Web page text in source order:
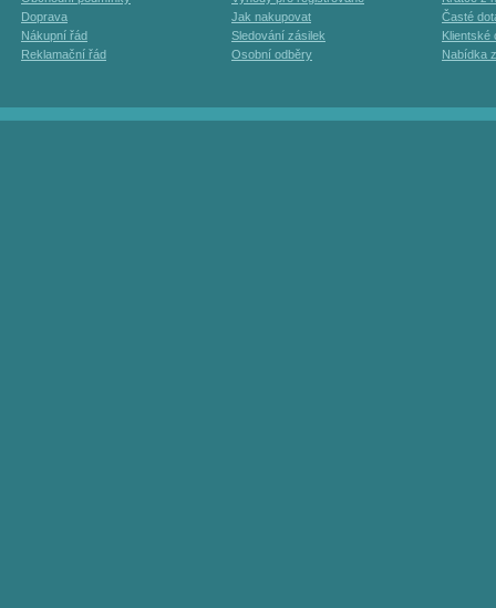
Doprava
Nákupní řád
Reklamační řád
Jak nakupovat
Sledování zásilek
Osobní odběry
Časté
Klientské
Nabídka